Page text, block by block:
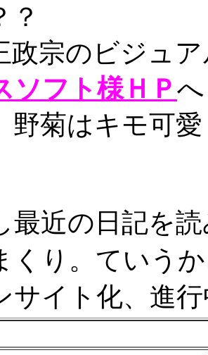
？
宗のビジュ
ソフト様ＨＰ
菊はキモ可愛
近の日記を読
くり。ていう
イト化、進行